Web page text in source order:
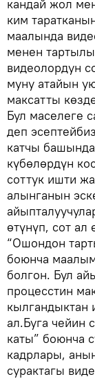
кандай жол
ким
маалында
менен
видеолордун
муну атайын
максатты
Бул маселеге
деп
катчы
күбөлөрдүн
соттук ишти
алынганын
өтүнүп, сот ал
“Ошондон
боюнча
болгон. Бул
процесстин
ал.Буга чейин
каты” боюнча
кадрлары,
сурактагы